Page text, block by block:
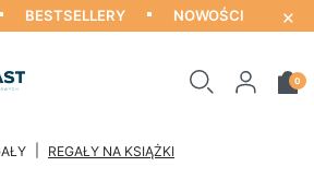
BESTSELLERY NOWOŚCI ×
0
REGAŁY NA KSIĄŻKI